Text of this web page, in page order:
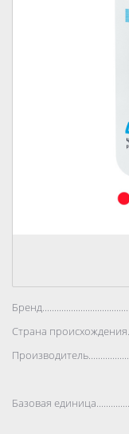
Страна
Базовая